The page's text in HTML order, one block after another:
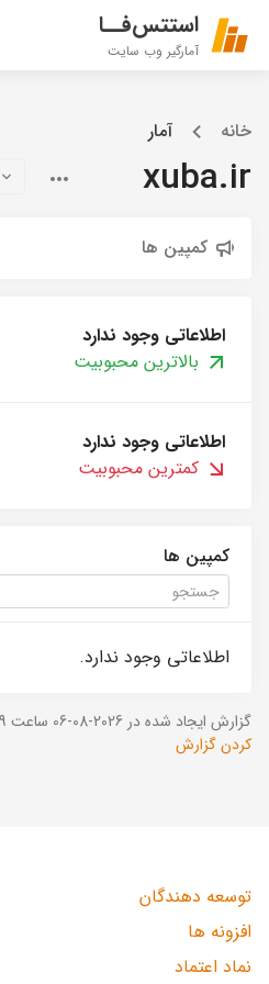
استتس‌فــا
آمارگیر وب سایت
خانه آمار
xuba.ir
کمپین ها
اطلاعاتی وجود ندارد
بالاترین محبوبیت
اطلاعاتی وجود ندارد
کمترین محبوبیت
کمپین ها
اطلاعاتی وجود ندارد.
گزارش ایجاد شده در 2026-08-06 ساعت 10:11:49 (UTC +03:30).
کردن گزارش
توسعه دهندگان
افزونه ها
نماد اعتماد